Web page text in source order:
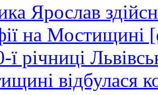
Ярослав
на Мостищині
річниці
відбулася